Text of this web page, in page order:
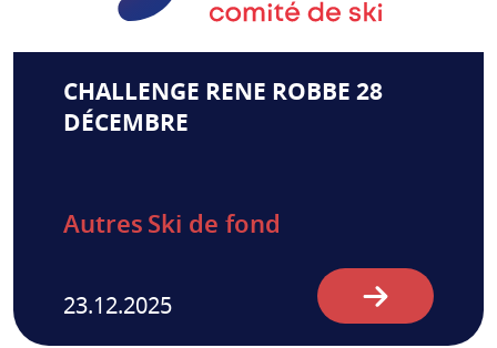
CHALLENGE RENE ROBBE 28
DÉCEMBRE
Autres Ski de fond
23.12.2025